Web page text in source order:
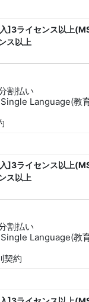
]3ライセンス以上
ス以上
割払い
Language(教
]3ライセンス以上
ス以上
割払い
Language(教
契約